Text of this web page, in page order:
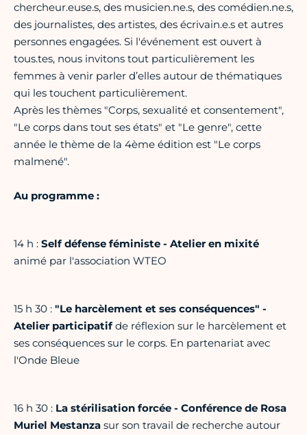
chercheur.euse.s, des musicien.ne.s, des comédien.ne.s,
des journalistes, des artistes, des écrivain.e.s et autres
personnes engagées. Si l'événement est ouvert à
tous.tes, nous invitons tout particulièrement les
femmes à venir parler d’elles autour de thématiques
qui les touchent particulièrement.
Après les thèmes "Corps, sexualité et consentement",
"Le corps dans tout ses états" et "Le genre", cette
année le thème de la 4ème édition est "Le corps
malmené".
Au programme :
14 h : Self défense féministe - Atelier en mixité
animé par l'association WTEO
15 h 30 : "Le harcèlement et ses conséquences" -
Atelier participatifde réflexion sur le harcèlement et
ses conséquences sur le corps. En partenariat avec
l'Onde Bleue
16 h 30 : La stérilisation forcée - Conférence de Rosa
Muriel Mestanza sur son travail de recherche autour